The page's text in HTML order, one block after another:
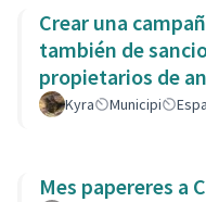
Crear una
también de
propietarios de
heces de las
Kyra Municipi
Mes papereres a